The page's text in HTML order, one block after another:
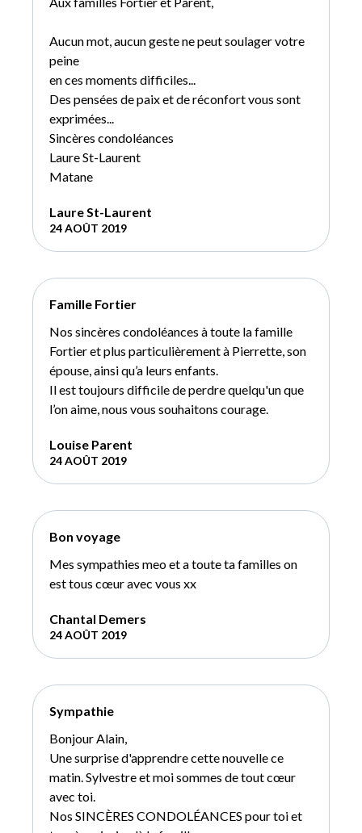
Aucun mot, aucun geste ne peut soulager votre
peine
en ces moments difficiles...
Des pensées de paix et de réconfort vous sont
exprimées...
Sincères condoléances
Laure St-Laurent
Matane
Laure St-Laurent
24 AOÛT 2019
Famille Fortier
Nos sincères condoléances à toute la famille
Fortier et plus particulièrement à Pierrette, son
épouse, ainsi qu’a leurs enfants.
Il est toujours difficile de perdre quelqu'un que
l’on aime, nous vous souhaitons courage.
Louise Parent
24 AOÛT 2019
Bon voyage
Mes sympathies meo et a toute ta familles on
est tous cœur avec vous xx
Chantal Demers
24 AOÛT 2019
Sympathie
Bonjour Alain,
Une surprise d'apprendre cette nouvelle ce
matin. Sylvestre et moi sommes de tout cœur
avec toi.
Nos SINCÈRES CONDOLÉANCES pour toi et